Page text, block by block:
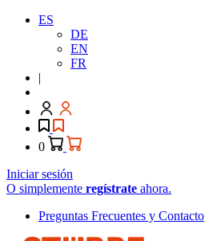
ES
DE
EN
FR
|
0
Iniciar sesión
O simplemente regístrate ahora.
Preguntas Frecuentes y Contacto